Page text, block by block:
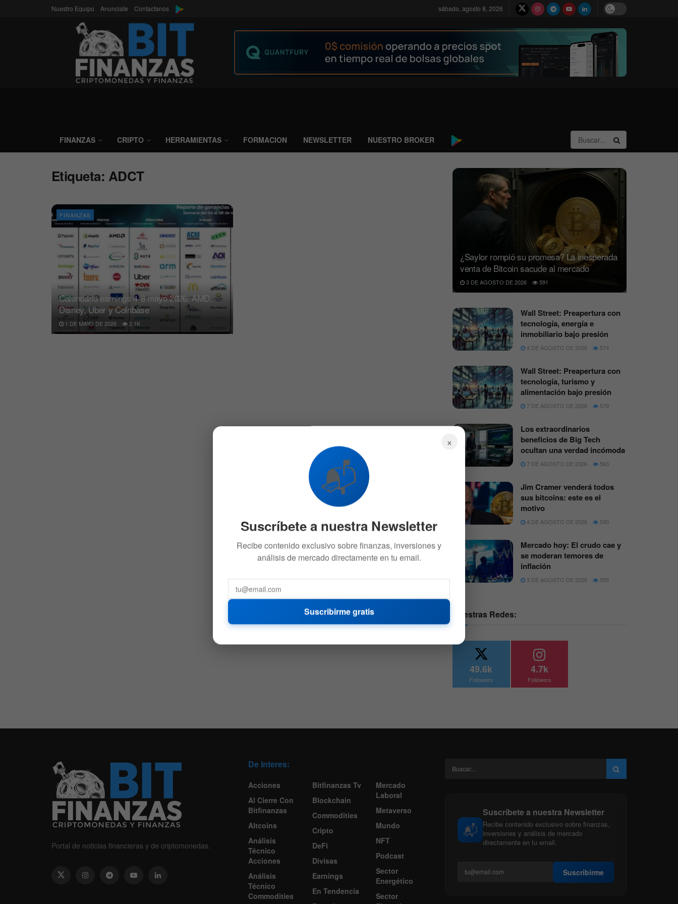
Nuestro Equipo Anunciate Contactanos sábado, agosto 8, 2026
FINANZAS CRIPTO HERRAMIENTAS FORMACION NEWSLETTER NUESTRO BROKER
Etiqueta: ADCT
FINANZAS
Calendario earnings 4-8 mayo 2026: AMD,
Disney, Uber y Coinbase
1 DE MAYO DE 2026 2.1K
¿Saylor rompió su promesa? La inesperada
venta de Bitcoin sacude al mercado
3 DE AGOSTO DE 2026 591
Wall Street: Preapertura con
tecnología, energía e
inmobiliario bajo presión
4 DE AGOSTO DE 2026 574
Wall Street: Preapertura con
tecnología, turismo y
alimentación bajo presión
7 DE AGOSTO DE 2026 579
Los extraordinarios
beneficios de Big Tech
ocultan una verdad incómoda
7 DE AGOSTO DE 2026 563
Jim Cramer venderá todos
sus bitcoins: este es el
motivo
4 DE AGOSTO DE 2026 590
Mercado hoy: El crudo cae y
se moderan temores de
inflación
3 DE AGOSTO DE 2026 555
Nuestras Redes:
49.6k
Followers
4.7k
Followers
Portal de noticias financieras y de criptomonedas.
De Interes:
Acciones
Al Cierre Con
Bitfinanzas
Altcoins
Análisis
Técnico
Acciones
Análisis
Técnico
Commodities
Bitfinanzas Tv
Blockchain
Commodities
Cripto
DeFi
Divisas
Earnings
En Tendencia
Mercado
Laboral
Metaverso
Mundo
NFT
Podcast
Sector
Energético
Sector
📬
Suscríbete a nuestra Newsletter
Recibe contenido exclusivo sobre finanzas,
inversiones y análisis de mercado
directamente en tu email.
Suscribirme
×
📬
Suscríbete a nuestra Newsletter
Recibe contenido exclusivo sobre finanzas, inversiones y
análisis de mercado directamente en tu email.
Suscribirme gratis